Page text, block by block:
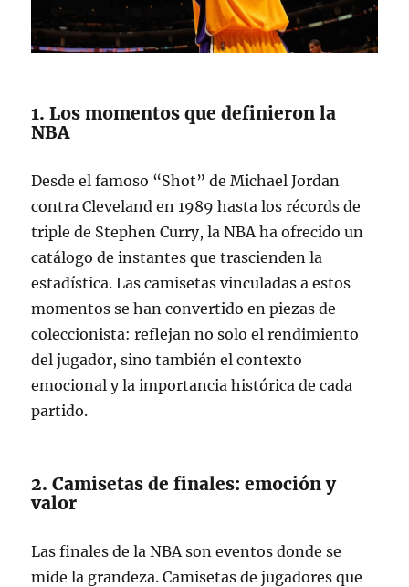
1. Los momentos que definieron la
NBA
Desde el famoso “Shot” de Michael Jordan
contra Cleveland en 1989 hasta los récords de
triple de Stephen Curry, la NBA ha ofrecido un
catálogo de instantes que trascienden la
estadística. Las camisetas vinculadas a estos
momentos se han convertido en piezas de
coleccionista: reflejan no solo el rendimiento
del jugador, sino también el contexto
emocional y la importancia histórica de cada
partido.
2. Camisetas de finales: emoción y
valor
Las finales de la NBA son eventos donde se
mide la grandeza. Camisetas de jugadores que